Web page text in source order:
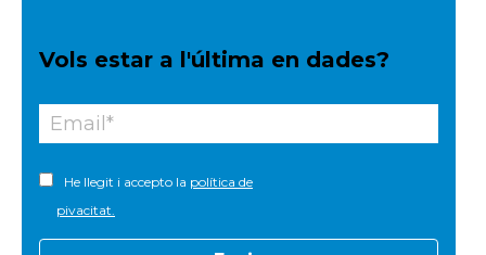
Vols estar a l'última en dades?
He llegit i accepto la política de
pivacitat.